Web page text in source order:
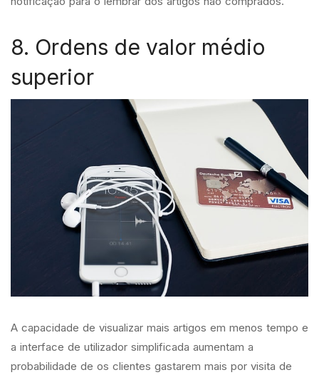
8. Ordens de valor médio
superior
A capacidade de visualizar mais artigos em menos tempo e
a interface de utilizador simplificada aumentam a
probabilidade de os clientes gastarem mais por visita de